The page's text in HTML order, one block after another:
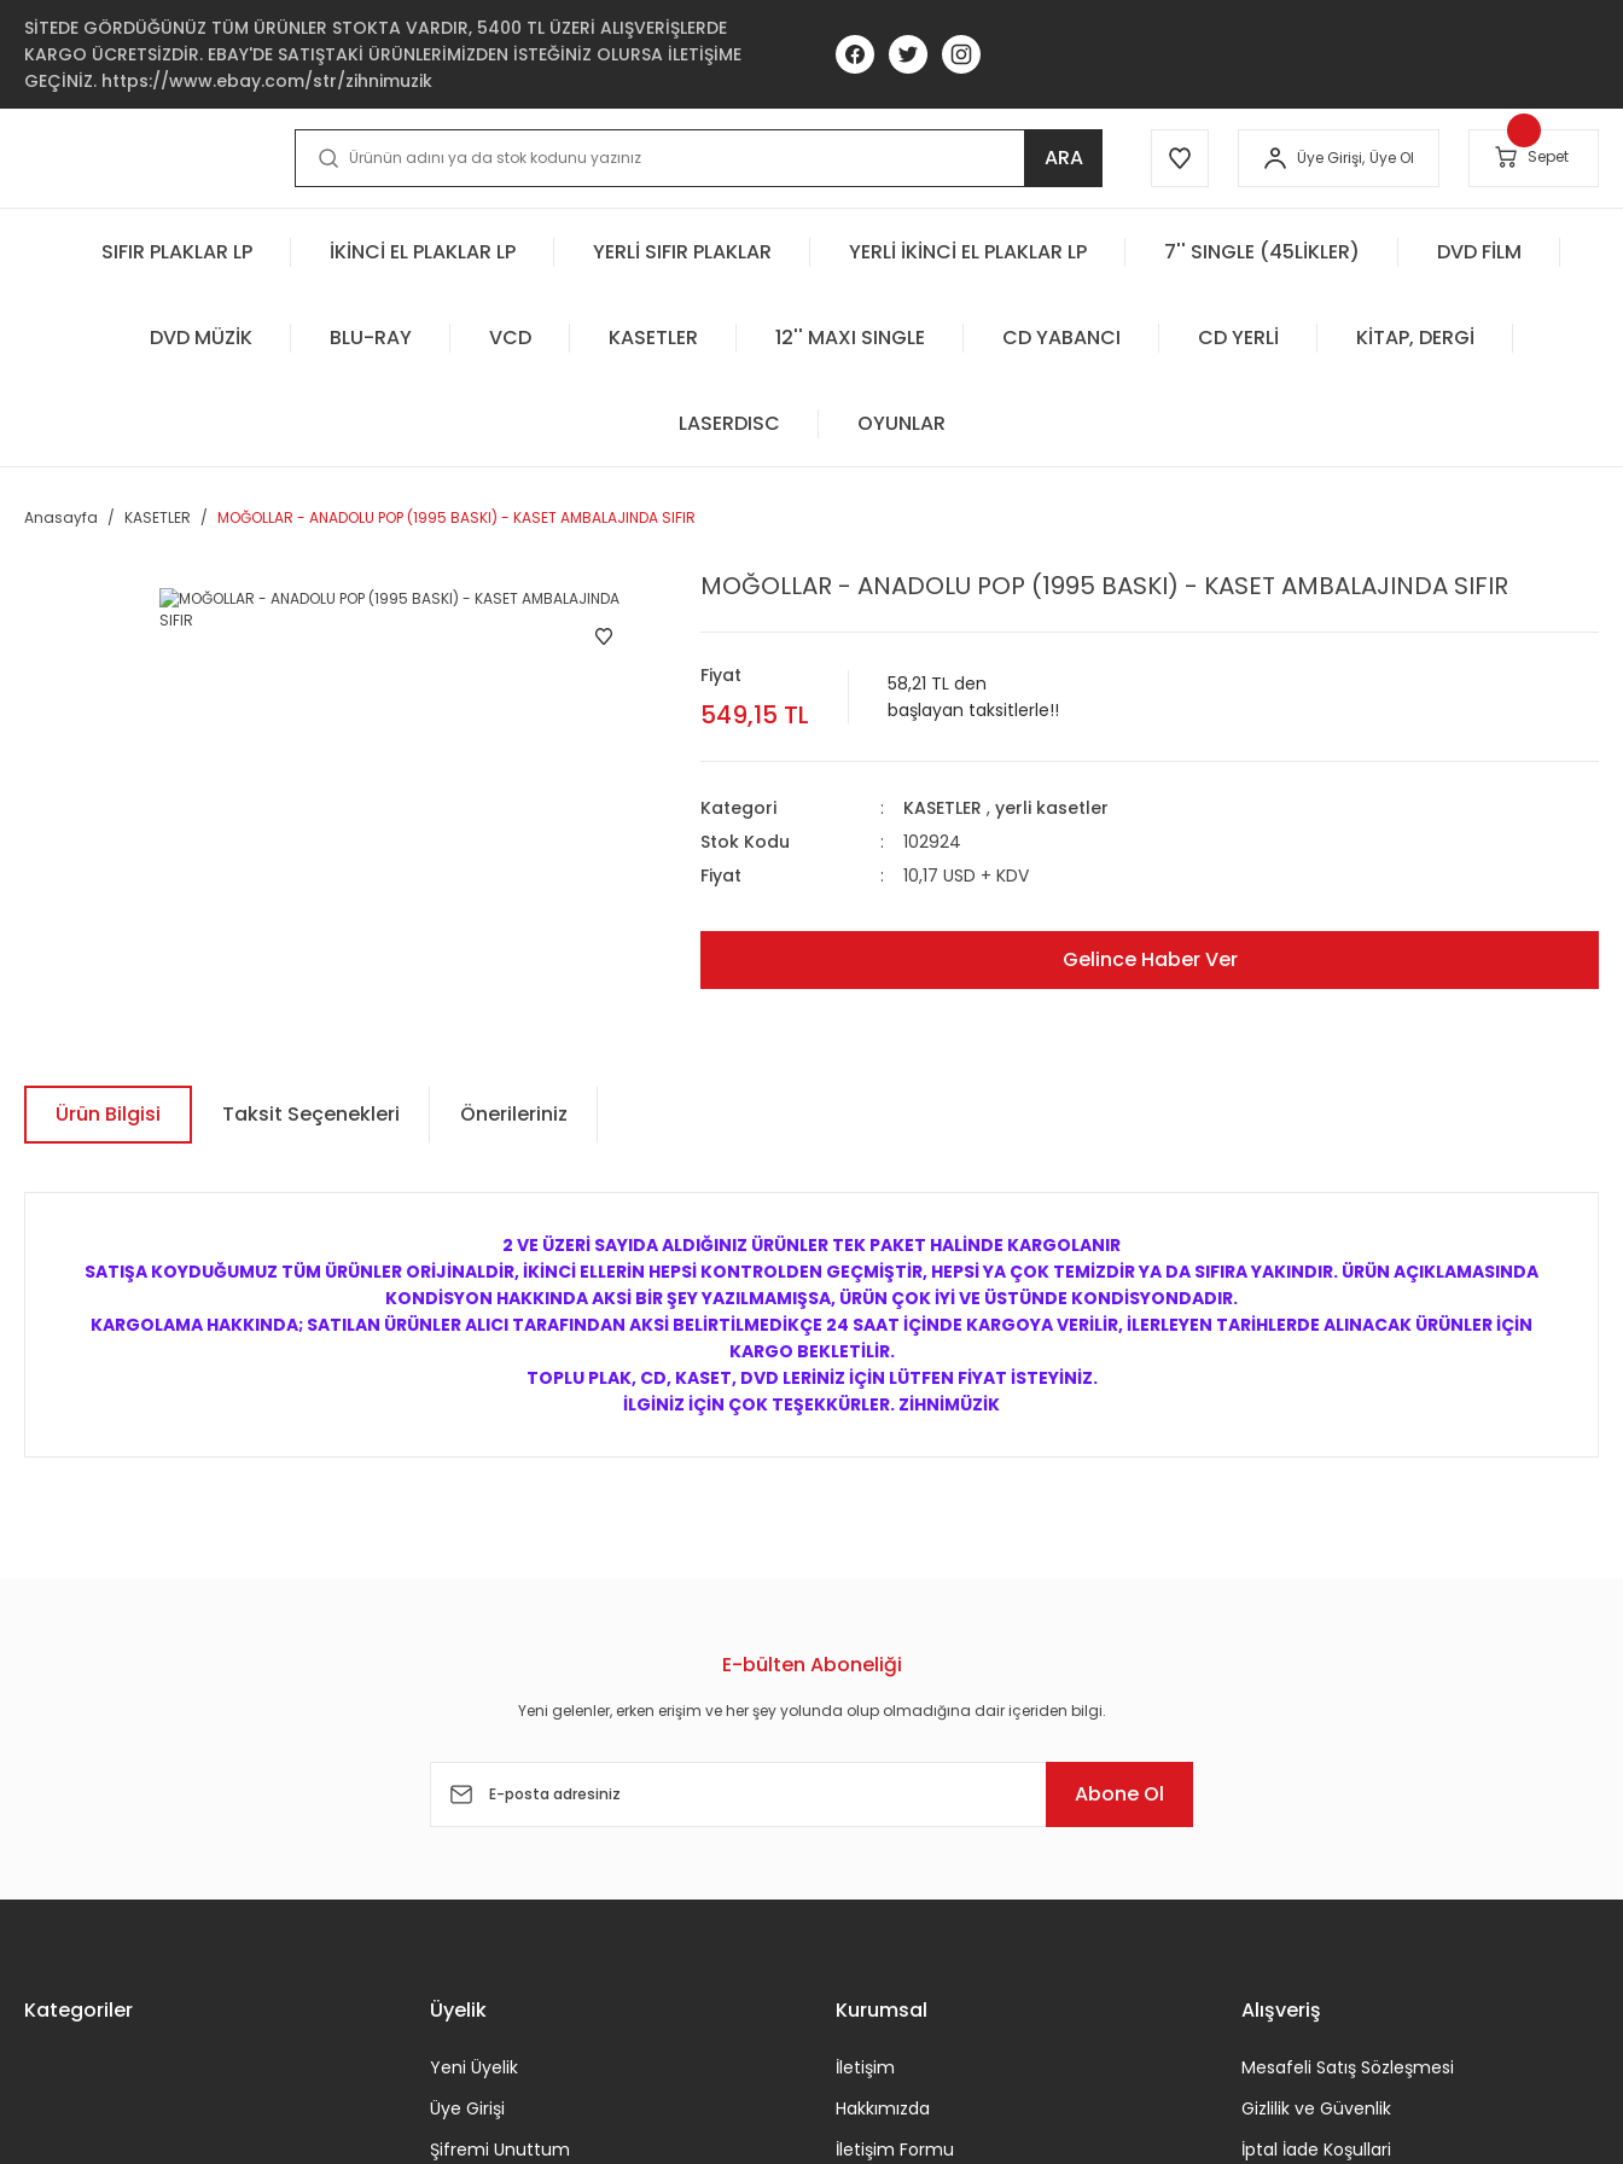
SİTEDE GÖRDÜĞÜNÜZ TÜM ÜRÜNLER STOKTA VARDIR, 5400 TL ÜZERİ ALIŞVERİŞLERDE
KARGO ÜCRETSİZDİR. EBAY'DE SATIŞTAKİ ÜRÜNLERİMİZDEN İSTEĞİNİZ OLURSA İLETİŞİME
GEÇİNİZ. https://www.ebay.com/str/zihnimuzik
ARA Üye Girişi, Üye Ol Sepet
SIFIR PLAKLAR LP İKİNCİ EL PLAKLAR LP YERLİ SIFIR PLAKLAR YERLİ İKİNCİ EL PLAKLAR LP 7'' SINGLE (45LİKLER) DVD FİLM
DVD MÜZİK BLU-RAY VCD KASETLER 12'' MAXI SINGLE CD YABANCI CD YERLİ KİTAP, DERGİ
LASERDISC OYUNLAR
Anasayfa KASETLER MOĞOLLAR - ANADOLU POP (1995 BASKI) - KASET AMBALAJINDA SIFIR
MOĞOLLAR - ANADOLU POP (1995 BASKI) - KASET AMBALAJINDA SIFIR
Fiyat
549,15 TL
58,21 TL den
başlayan taksitlerle!!
Kategori KASETLER , yerli kasetler
Stok Kodu
102924
Fiyat
10,17 USD + KDV
Gelince Haber Ver
Ürün Bilgisi Taksit Seçenekleri Önerileriniz
2 VE ÜZERİ SAYIDA ALDIĞINIZ ÜRÜNLER TEK PAKET HALİNDE KARGOLANIR
SATIŞA KOYDUĞUMUZ TÜM ÜRÜNLER ORİJİNALDİR, İKİNCİ ELLERİN HEPSİ KONTROLDEN GEÇMİŞTİR, HEPSİ YA ÇOK TEMİZDİR YA DA SIFIRA YAKINDIR. ÜRÜN AÇIKLAMASINDA
KONDİSYON HAKKINDA AKSİ BİR ŞEY YAZILMAMIŞSA, ÜRÜN ÇOK İYİ VE ÜSTÜNDE KONDİSYONDADIR.
KARGOLAMA HAKKINDA; SATILAN ÜRÜNLER ALICI TARAFINDAN AKSİ BELİRTİLMEDİKÇE 24 SAAT İÇİNDE KARGOYA VERİLİR, İLERLEYEN TARİHLERDE ALINACAK ÜRÜNLER İÇİN
KARGO BEKLETİLİR.
TOPLU PLAK, CD, KASET, DVD LERİNİZ İÇİN LÜTFEN FİYAT İSTEYİNİZ.
İLGİNİZ İÇİN ÇOK TEŞEKKÜRLER. ZİHNİMÜZİK
E-bülten Aboneliği
Yeni gelenler, erken erişim ve her şey yolunda olup olmadığına dair içeriden bilgi.
Abone Ol
Kategoriler Üyelik
Yeni Üyelik
Üye Girişi
Şifremi Unuttum
Kurumsal
İletişim
Hakkımızda
İletişim Formu
Alışveriş
Mesafeli Satış Sözleşmesi
Gizlilik ve Güvenlik
İptal İade Koşullari